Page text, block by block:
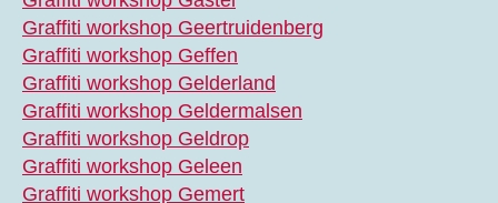
Graffiti workshop Geertruidenberg
Graffiti workshop Geffen
Graffiti workshop Gelderland
Graffiti workshop Geldermalsen
Graffiti workshop Geldrop
Graffiti workshop Geleen
Graffiti workshop Gemert